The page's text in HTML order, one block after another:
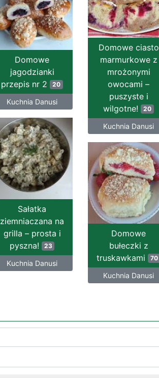
Domowe ciasto
marmurkowe z
mrożonymi
owocami –
puszyste i
wilgotne! 20
Kuchnia Danusi
Domowe
jagodzianki
przepis nr 2 20
Kuchnia Danusi
Sałatka
ziemniaczana na
grilla – prosta i
pyszna!
23
Kuchnia Danusi
Domowe
bułeczki z
truskawkami 70
Kuchnia Danusi